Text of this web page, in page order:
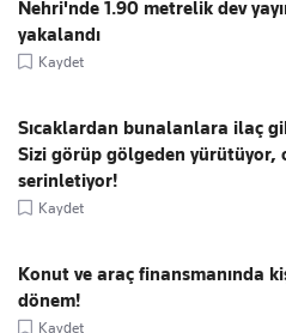
Nehri'nde 1.90 metrelik dev
yakalandı
Kaydet
Sıcaklardan bunalanlara ilaç
Sizi görüp gölgeden yürütüyor,
serinletiyor!
Kaydet
Konut ve araç finansmanında
dönem!
Kaydet